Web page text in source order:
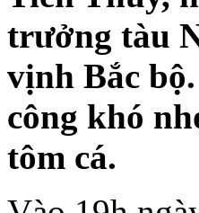
trưởng tàu
vịnh Bắc
công khó
tôm cá.